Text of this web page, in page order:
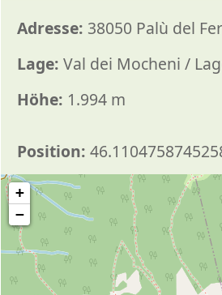
Adresse: 38050 Palù del
Lage: Val dei Mocheni /
Höhe: 1.994 m
Position:
+
−